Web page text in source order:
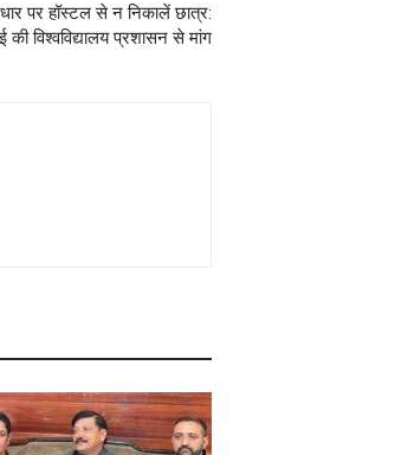
पर हॉस्टल से न निकालें छात्र:
विश्वविद्यालय प्रशासन से मांग